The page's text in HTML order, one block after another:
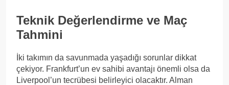
Teknik Değerlendirme ve Maç
Tahmini
İki takımın da savunmada yaşadığı sorunlar dikkat
çekiyor. Frankfurt’un ev sahibi avantajı önemli olsa da
Liverpool’un tecrübesi belirleyici olacaktır. Alman